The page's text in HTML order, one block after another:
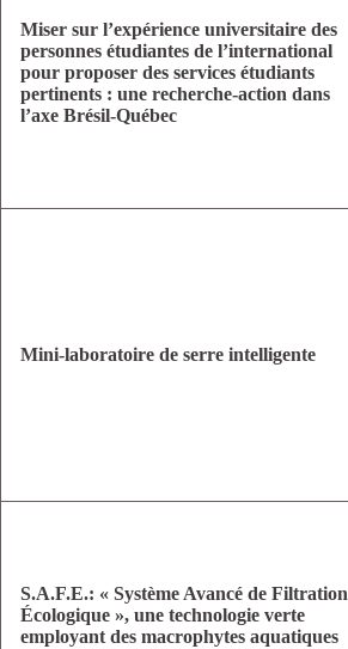
Miser sur l’expérience universitaire des
personnes étudiantes de l’international
pour proposer des services étudiants
pertinents : une recherche-action dans
l’axe Brésil-Québec
Mini-laboratoire de serre intelligente
S.A.F.E.: « Système Avancé de Filtration
Écologique », une technologie verte
employant des macrophytes aquatiques